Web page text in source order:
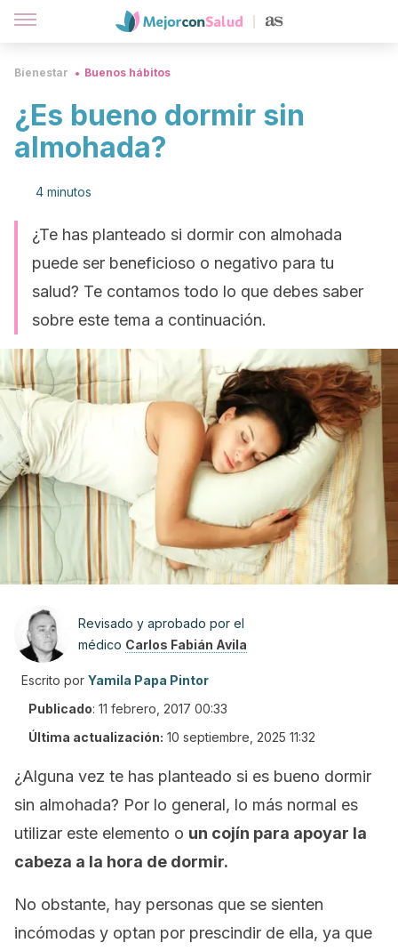
Bienestar Buenos hábitos
¿Es bueno dormir sin
almohada?
4 minutos
¿Te has planteado si dormir con almohada
puede ser beneficioso o negativo para tu
salud? Te contamos todo lo que debes saber
sobre este tema a continuación.
Revisado y aprobado por el
médico Carlos Fabián Avila
Escrito por Yamila Papa Pintor
Publicado: 11 febrero, 2017 00:33
Última actualización: 10 septiembre, 2025 11:32
¿Alguna vez te has planteado si es bueno dormir
sin almohada? Por lo general, lo más normal es
utilizar este elemento o un cojín para apoyar la
cabeza a la hora de dormir.
No obstante, hay personas que se sienten
incómodas y optan por prescindir de ella, ya que